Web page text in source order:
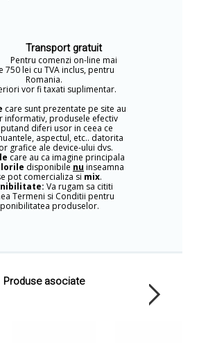
Transport gratuit
Pentru comenzi on-line mai
750 lei cu TVA inclus, pentru
Romania.
vor fi taxati suplimentar.
care sunt prezentate pe site au
informativ, produsele efectiv
diferi usor in ceea ce
aspectul, etc.. datorita
grafice ale device-ului dvs.
care au ca imagine principala
disponibile nu inseamna
pot comercializa si mix.
Va rugam sa cititi
Termeni si Conditii pentru
produselor.
Produse asociate